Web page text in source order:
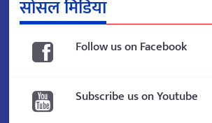
सोसल मिडिया
Follow us on Facebook
Subscribe us on Youtube